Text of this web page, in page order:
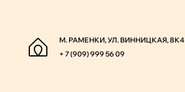
М. РАМЕНКИ, УЛ. ВИННИЦКАЯ, 8К4
+ 7 (909) 999 56 09